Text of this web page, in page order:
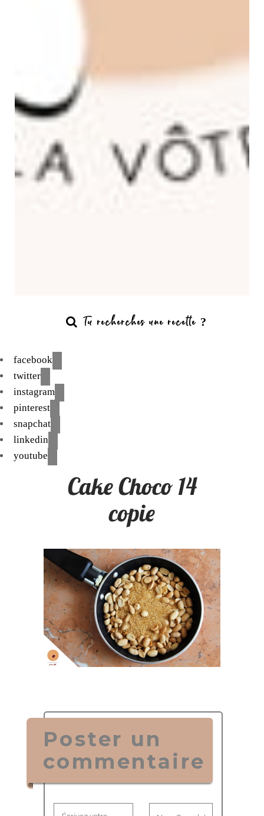
facebook
twitter
instagram
pinterest
snapchat
linkedin
youtube
Cake Choco 14
copie
Poster un
commentaire